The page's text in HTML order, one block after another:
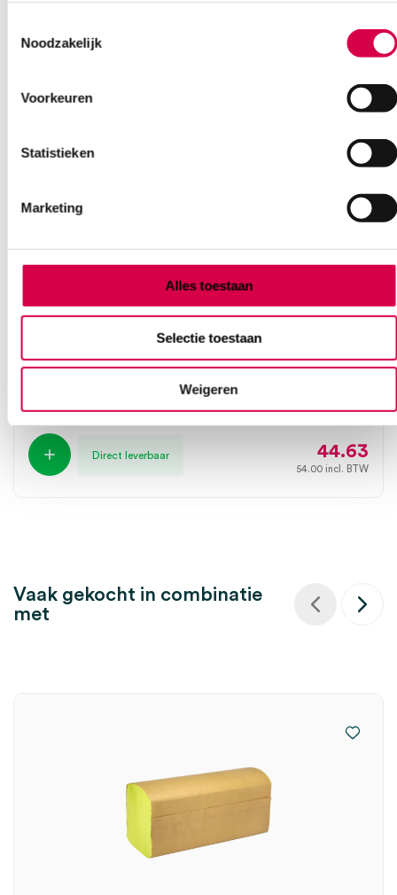
Noodzakelijk
Voorkeuren
Statistieken
Marketing
Alles toestaan
Selectie toestaan
Weigeren
Lifeguard overtrekschoenen, non-woven,
Direct leverbaar 44.63
54.00 incl. BTW
Vaak gekocht in combinatie
met